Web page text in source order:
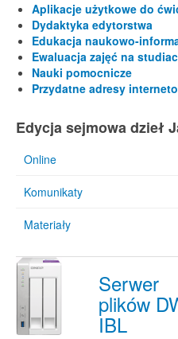
Aplikacje użytkowe do
Dydaktyka edytorstwa
Edukacja naukowo-
Ewaluacja zajęć na
Nauki pomocnicze
Przydatne adresy
Edycja sejmowa dzieł
Online
Komunikaty
Materiały
Serwer
plików
IBL